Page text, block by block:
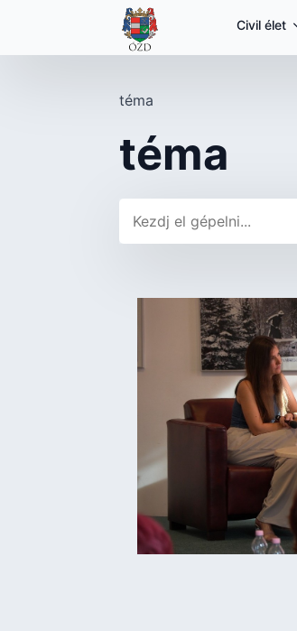
Civil élet
téma
téma